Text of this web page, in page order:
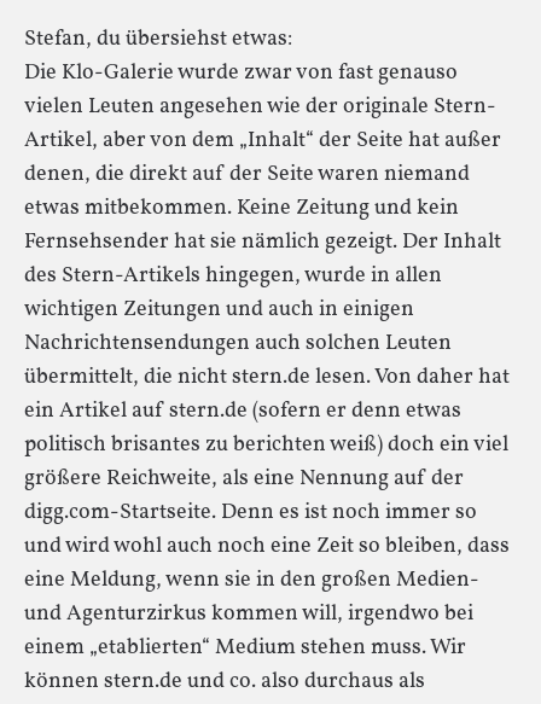
Stefan, du übersiehst etwas:
Die Klo-Galerie wurde zwar von fast genauso
vielen Leuten angesehen wie der originale Stern-
Artikel, aber von dem „Inhalt“ der Seite hat außer
denen, die direkt auf der Seite waren niemand
etwas mitbekommen. Keine Zeitung und kein
Fernsehsender hat sie nämlich gezeigt. Der Inhalt
des Stern-Artikels hingegen, wurde in allen
wichtigen Zeitungen und auch in einigen
Nachrichtensendungen auch solchen Leuten
übermittelt, die nicht stern.de lesen. Von daher hat
ein Artikel auf stern.de (sofern er denn etwas
politisch brisantes zu berichten weiß) doch ein viel
größere Reichweite, als eine Nennung auf der
digg.com-Startseite. Denn es ist noch immer so
und wird wohl auch noch eine Zeit so bleiben, dass
eine Meldung, wenn sie in den großen Medien-
und Agenturzirkus kommen will, irgendwo bei
einem „etablierten“ Medium stehen muss. Wir
können stern.de und co. also durchaus als